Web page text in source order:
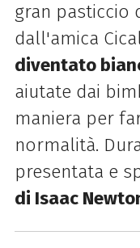
gran pasticcio
dall'amica
diventato
aiutate dai
maniera per
normalità.
presentata e
di Isaac